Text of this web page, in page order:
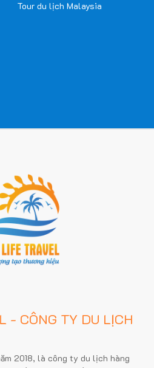
Tour du lịch Malaysia
- CÔNG TY DU LỊCH
2018, là công ty du lịch hàng